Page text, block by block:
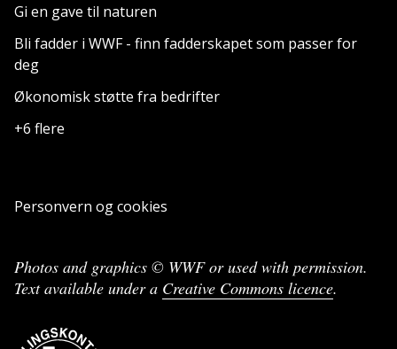
Gi en gave til naturen
Bli fadder i WWF - finn fadderskapet som passer for
deg
Økonomisk støtte fra bedrifter
+6 flere
Personvern og cookies
Photos and graphics © WWF or used with permission.
Text available under a Creative Commons licence.